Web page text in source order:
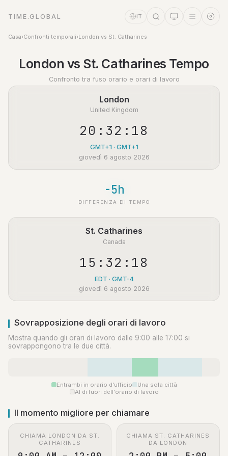
TIME.GLOBAL IT
Casa›Confronti temporali›London vs St. Catharines
London vs St. Catharines Tempo
Confronto tra fuso orario e orari di lavoro
London
United Kingdom
20:32:18
GMT+1 · GMT+1
giovedì 6 agosto 2026
-5h
DIFFERENZA DI TEMPO
St. Catharines
Canada
15:32:18
EDT · GMT-4
giovedì 6 agosto 2026
Sovrapposizione degli orari di lavoro
Mostra quando gli orari di lavoro dalle 9:00 alle 17:00 si
sovrappongono tra le due città.
Entrambi in orario d'ufficio
Una sola città
Al di fuori dell'orario di lavoro
Il momento migliore per chiamare
CHIAMA LONDON DA ST.
CATHARINES
CHIAMA ST. CATHARINES
DA LONDON
Assistente a tempo
Online